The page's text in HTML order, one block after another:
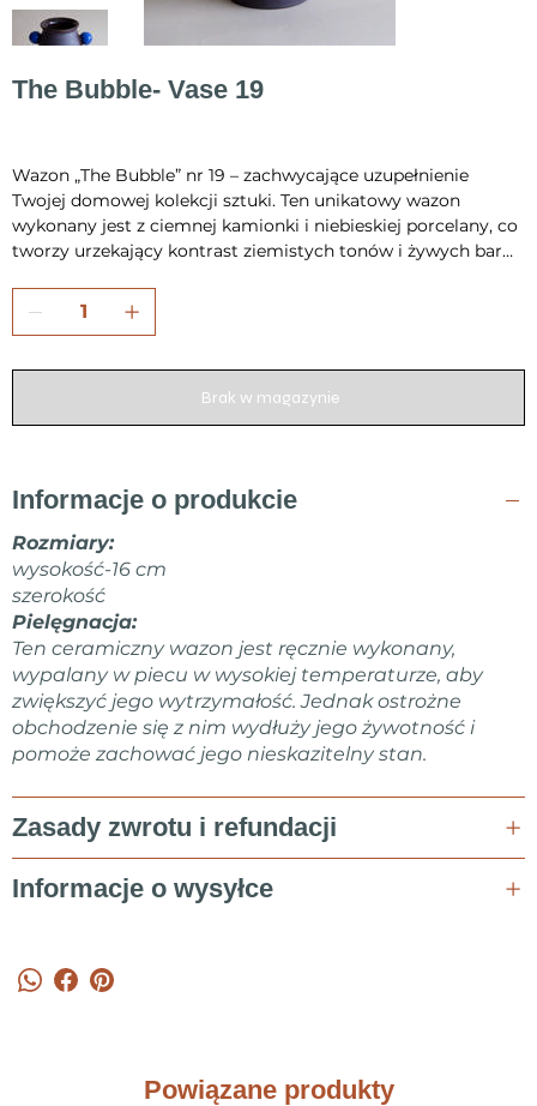
The Bubble- Vase 19
Wazon „The Bubble” nr 19 – zachwycające uzupełnienie
Twojej domowej kolekcji sztuki. Ten unikatowy wazon
wykonany jest z ciemnej kamionki i niebieskiej porcelany, co
tworzy urzekający kontrast ziemistych tonów i żywych barw.
kole garncarskim i wypalany w temperaturze 1230°C, dzięki
czemu jest trwały i solidny. Charakterystycznym elementem
która dodaje tekstury i przyciąga wzrok, uzupełniając
elegancką formę. Każdy egzemplarz jest unikatowy i
starannie pakowany, by dotarł do Ciebie w idealnym stanie.
Brak w magazynie
Informacje o produkcie
Rozmiary:
wysokość-16 cm
szerokość
Pielęgnacja:
Ten ceramiczny wazon jest ręcznie wykonany,
wypalany w piecu w wysokiej temperaturze, aby
zwiększyć jego wytrzymałość. Jednak ostrożne
obchodzenie się z nim wydłuży jego żywotność i
pomoże zachować jego nieskazitelny stan.
Zasady zwrotu i refundacji
Informacje o wysyłce
Powiązane produkty